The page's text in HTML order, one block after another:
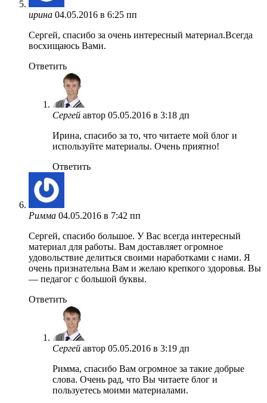
ирина 04.05.2016 в 6:25 пп
Сергей, спасибо за очень интересный материал.Всегда
восхищаюсь Вами.
Ответить
Сергей автор 05.05.2016 в 3:18 дп
Ирина, спасибо за то, что читаете мой блог и
используйте материалы. Очень приятно!
Ответить
Римма 04.05.2016 в 7:42 пп
Сергей, спасибо большое. У Вас всегда интересный
материал для работы. Вам доставляет огромное
удовольствие делиться своими наработками с нами. Я
очень признательна Вам и желаю крепкого здоровья. Вы
— педагог с большой буквы.
Ответить
Сергей автор 05.05.2016 в 3:19 дп
Римма, спасибо Вам огромное за такие добрые
слова. Очень рад, что Вы читаете блог и
пользуетесь моими материалами.